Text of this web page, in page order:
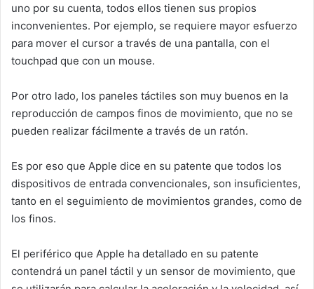
uno por su cuenta, todos ellos tienen sus propios
inconvenientes. Por ejemplo, se requiere mayor esfuerzo
para mover el cursor a través de una pantalla, con el
touchpad que con un mouse.
Por otro lado, los paneles táctiles son muy buenos en la
reproducción de campos finos de movimiento, que no se
pueden realizar fácilmente a través de un ratón.
Es por eso que Apple dice en su patente que todos los
dispositivos de entrada convencionales, son insuficientes,
tanto en el seguimiento de movimientos grandes, como de
los finos.
El periférico que Apple ha detallado en su patente
contendrá un panel táctil y un sensor de movimiento, que